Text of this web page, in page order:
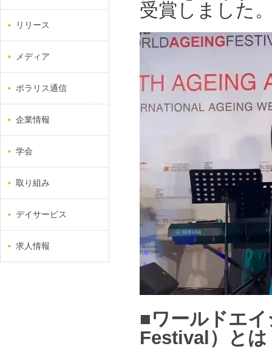
受賞しました
■ワールドエ
Festival）とは
リリース
メディア
ポラリス通信
企業情報
学会
取り組み
デイサービス
求人情報